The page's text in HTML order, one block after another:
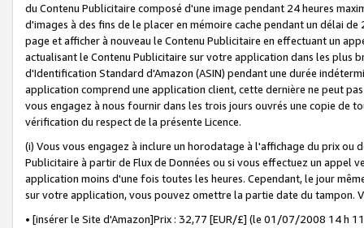
du Contenu Publicitaire composé d'une image pendant 24 heures
d'images à des fins de le placer en mémoire cache pendant un délai
page et afficher à nouveau le Contenu Publicitaire en effectuant un
actualisant le Contenu Publicitaire sur votre application dans les plus
d'Identification Standard d'Amazon (ASIN) pendant une durée
application comprend une application client, cette dernière ne peut
vous engagez à nous fournir dans les trois jours ouvrés une copie de
vérification du respect de la présente Licence.
(i) Vous vous engagez à inclure un horodatage à l'affichage du prix
Publicitaire à partir de Flux de Données ou si vous effectuez un appel
application moins d'une fois toutes les heures. Cependant, le jour
sur votre application, vous pouvez omettre la partie date du tampon.
• [insérer le Site d'Amazon]Prix : 32,77 [EUR/£] (le 01/07/2008 14 h